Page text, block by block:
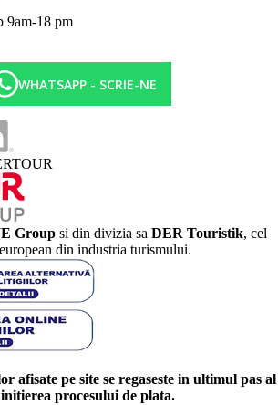
9am-18 pm
WHATSAPP - SCRIE-NE
Group si din divizia sa DER Touristik, cel
din industria turismului.
afisate pe site se regaseste in ultimul pas al
procesului de plata.